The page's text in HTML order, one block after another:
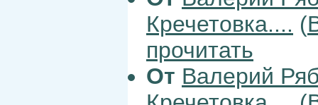
Кречетовка.... (
прочитать
От Валерий